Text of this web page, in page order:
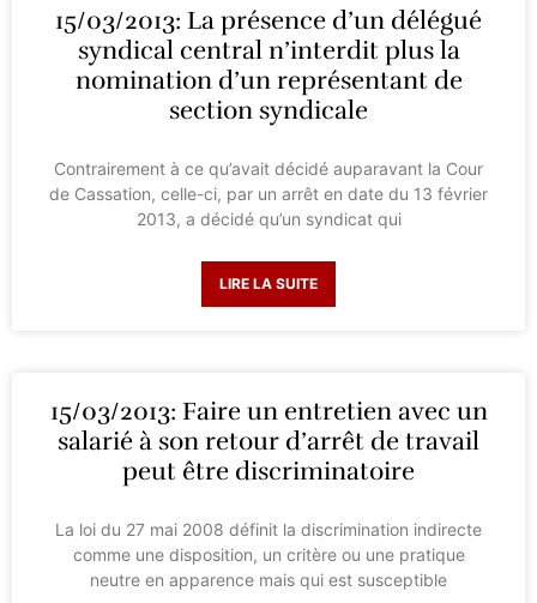
15/03/2013: La présence d’un délégué
syndical central n’interdit plus la
nomination d’un représentant de
section syndicale
Contrairement à ce qu’avait décidé auparavant la Cour
de Cassation, celle-ci, par un arrêt en date du 13 février
2013, a décidé qu’un syndicat qui
LIRE LA SUITE
15/03/2013: Faire un entretien avec un
salarié à son retour d’arrêt de travail
peut être discriminatoire
La loi du 27 mai 2008 définit la discrimination indirecte
comme une disposition, un critère ou une pratique
neutre en apparence mais qui est susceptible